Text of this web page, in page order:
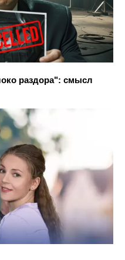
раздора": смысл